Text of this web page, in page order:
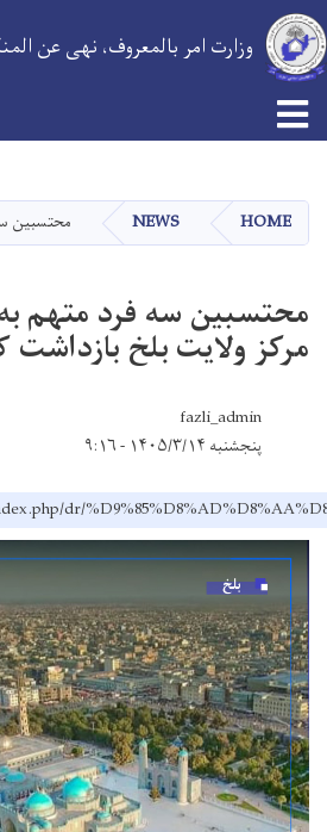
main
content
وزارت امر بالمعروف، نهی عن
HOME
NEWS محتسبین
محتسبین سه فرد متهم
مرکز ولایت بلخ بازداشت
fazli_admin
پنجشنبه ۱۴۰۵/۳/۱۴ - ۹:۱۶
dr/